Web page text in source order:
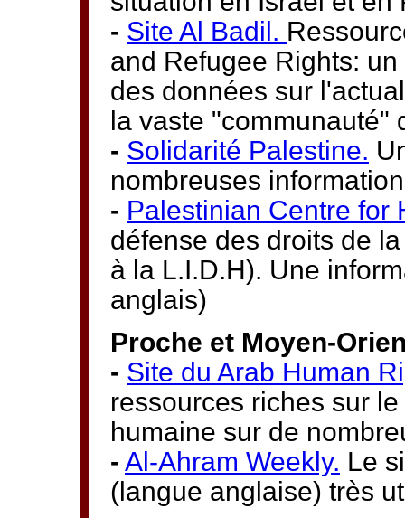
- Site Al Badil.
and Refugee Rights:
des données sur
la vaste "communauté"
- Solidarité Palestine.
nombreuses
- Palestinian Centre for
défense des droits de
à la L.I.D.H). Une
anglais)
Proche et Moyen-
- Site du Arab Human
ressources riches sur
humaine sur de
- Al-Ahram Weekly. Le
(langue anglaise) très